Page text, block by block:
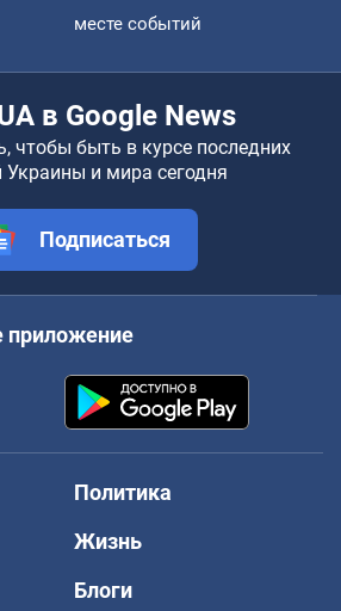
месте событий
в Google News
чтобы быть в курсе последних
Украины и мира сегодня
Подписаться
приложение
Политика
Жизнь
Блоги